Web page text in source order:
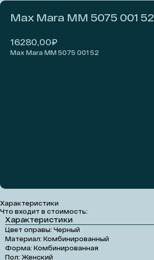
Max Mara MM 5075 001 52
16280,00₽
Max Mara MM 5075 001 52
Характеристики
Что входит в стоимость:
Характеристики
Цвет оправы: Черный
Материал: Комбинированный
Форма: Комбинированная
Пол: Женский